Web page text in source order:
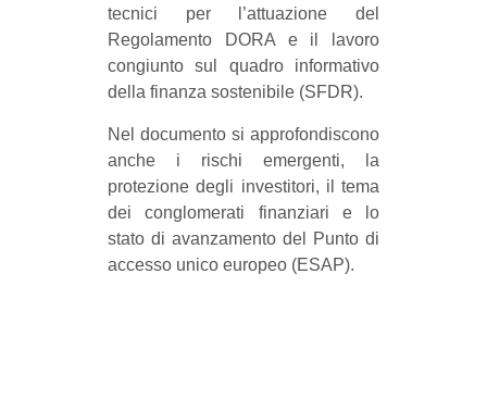
tecnici per l’attuazione del
Regolamento DORA e il lavoro
congiunto sul quadro informativo
della finanza sostenibile (SFDR).
Nel documento si approfondiscono
anche i rischi emergenti, la
protezione degli investitori, il tema
dei conglomerati finanziari e lo
stato di avanzamento del Punto di
accesso unico europeo (ESAP).